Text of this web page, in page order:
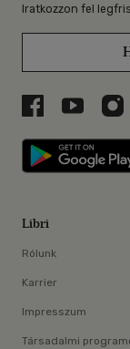
Iratkozzon fel
Libri aLibri a
Libri
Rólunk
Karrier
Impresszum
Társadalmi